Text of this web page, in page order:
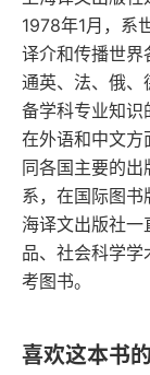
1978年1月，系
译介和传播世界
通英、法、俄、
备学科专业知识
在外语和中文方
同各国主要的
系，在国际图
海译文出版社
品、社会科学
考图书。
喜欢这本书